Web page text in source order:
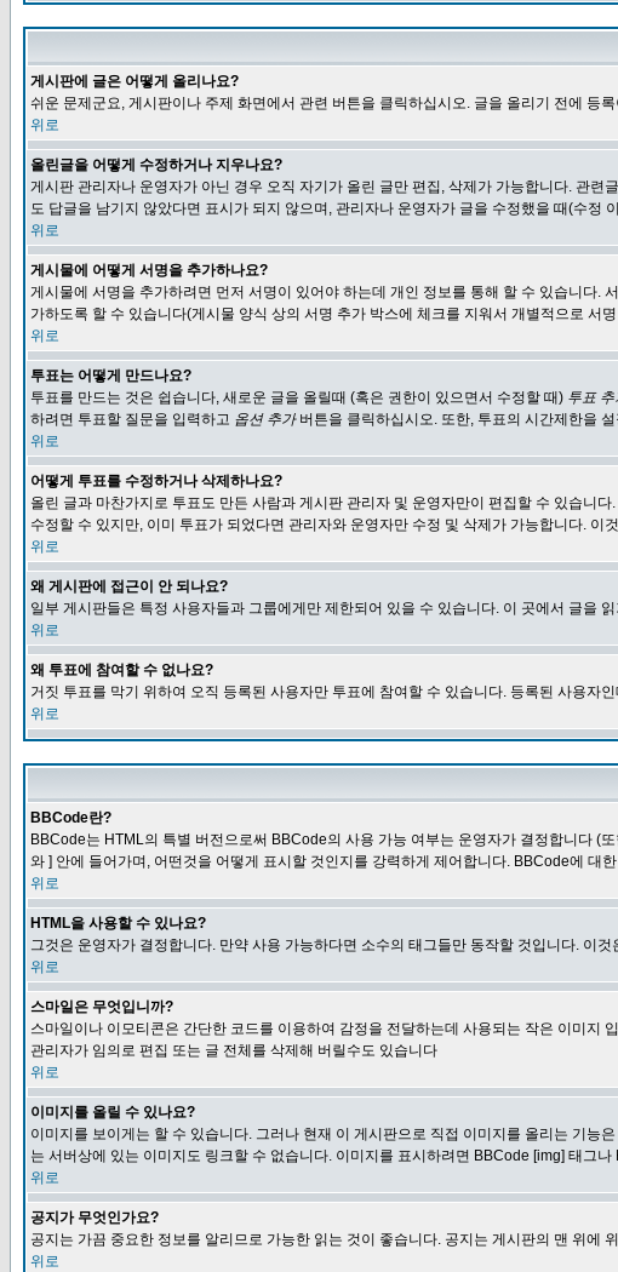
게시판에 글은 어떻게 올리나요?
쉬운 문제군요, 게시판이나 주제 화면에서 관련 버튼을 클릭하십시오. 글을 올리기 전에 등
위로
올린글을 어떻게 수정하거나 지우나요?
게시판 관리자나 운영자가 아닌 경우 오직 자기가 올린 글만 편집, 삭제가 가능합니다. 관련
도 답글을 남기지 않았다면 표시가 되지 않으며, 관리자나 운영자가 글을 수정했을 때(수
위로
게시물에 어떻게 서명을 추가하나요?
게시물에 서명을 추가하려면 먼저 서명이 있어야 하는데 개인 정보를 통해 할 수 있습니다.
가하도록 할 수 있습니다(게시물 양식 상의 서명 추가 박스에 체크를 지워서 개별적으로 서
위로
투표는 어떻게 만드나요?
투표를 만드는 것은 쉽습니다, 새로운 글을 올릴때 (혹은 권한이 있으면서 수정할 때) 투표 추
하려면 투표할 질문을 입력하고 옵션 추가버튼을 클릭하십시오. 또한, 투표의 시간제한을
위로
어떻게 투표를 수정하거나 삭제하나요?
올린 글과 마찬가지로 투표도 만든 사람과 게시판 관리자 및 운영자만이 편집할 수 있습니
수정할 수 있지만, 이미 투표가 되었다면 관리자와 운영자만 수정 및 삭제가 가능합니다.
위로
왜 게시판에 접근이 안 되나요?
일부 게시판들은 특정 사용자들과 그룹에게만 제한되어 있을 수 있습니다. 이 곳에서 글을
위로
왜 투표에 참여할 수 없나요?
거짓 투표를 막기 위하여 오직 등록된 사용자만 투표에 참여할 수 있습니다. 등록된 사용자
위로
BBCode란?
BBCode는 HTML의 특별 버전으로써 BBCode의 사용 가능 여부는 운영자가 결정합니다 (
와 ] 안에 들어가며, 어떤것을 어떻게 표시할 것인지를 강력하게 제어합니다. BBCode에 대
위로
HTML을 사용할 수 있나요?
그것은 운영자가 결정합니다. 만약 사용 가능하다면 소수의 태그들만 동작할 것입니다. 이
위로
스마일은 무엇입니까?
스마일이나 이모티콘은 간단한 코드를 이용하여 감정을 전달하는데 사용되는 작은 이미지
관리자가 임의로 편집 또는 글 전체를 삭제해 버릴수도 있습니다
위로
이미지를 올릴 수 있나요?
이미지를 보이게는 할 수 있습니다. 그러나 현재 이 게시판으로 직접 이미지를 올리는 기능
는 서버상에 있는 이미지도 링크할 수 없습니다. 이미지를 표시하려면 BBCode [img] 태그
위로
공지가 무엇인가요?
공지는 가끔 중요한 정보를 알리므로 가능한 읽는 것이 좋습니다. 공지는 게시판의 맨 위에
위로